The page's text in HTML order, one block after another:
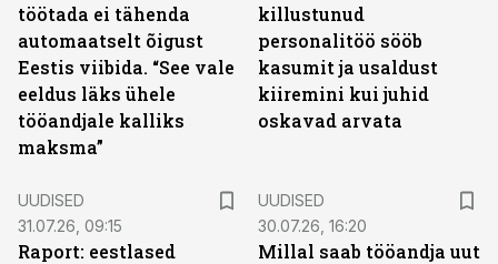
töötada ei tähenda
automaatselt õigust
Eestis viibida. “See vale
eeldus läks ühele
tööandjale kalliks
maksma”
killustunud
personalitöö sööb
kasumit ja usaldust
kiiremini kui juhid
oskavad arvata
UUDISED
31.07.26, 09:15
Raport: eestlased
UUDISED
30.07.26, 16:20
Millal saab tööandja uut